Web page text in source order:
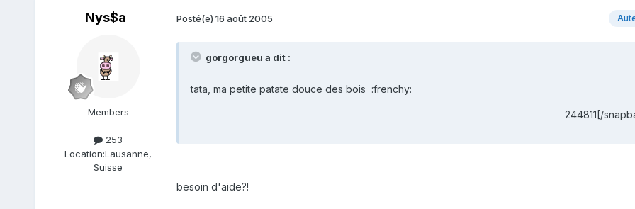
Nys$a
Members
253
Location:Lausanne,
Suisse
Posté(e) 16 août 2005
gorgorgueu a dit :
tata, ma petite patate douce des bois :frenchy:
244811[/
besoin d'aide?!